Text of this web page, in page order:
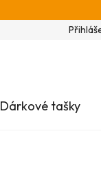
Dárkové tašky